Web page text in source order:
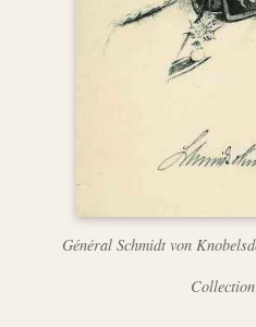
Général Schmidt von